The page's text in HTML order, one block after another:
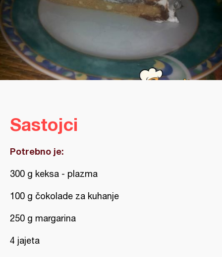
Sastojci
Potrebno je:
300 g keksa - plazma
100 g čokolade za kuhanje
250 g margarina
4 jajeta